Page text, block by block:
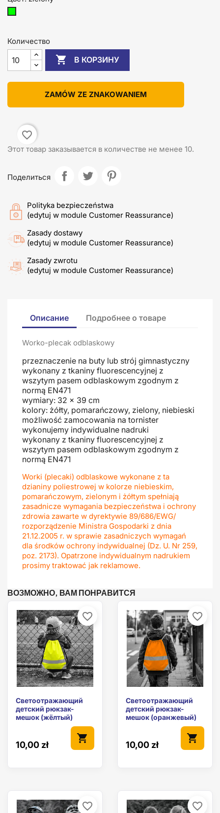
Количество
 В КОРЗИНУ
ZAMÓW ZE ZNAKOWANIEM
favorite_border
Этот товар заказывается в количестве не менее 10.
Поделиться
Polityka bezpieczeństwa
(edytuj w module Customer Reassurance)
Zasady dostawy
(edytuj w module Customer Reassurance)
Zasady zwrotu
(edytuj w module Customer Reassurance)
Описание Подробнее о товаре
Worko-plecak odblaskowy
przeznaczenie na buty lub strój gimnastyczny
wykonany z tkaniny fluorescencyjnej z
wszytym pasem odblaskowym zgodnym z
normą EN471
wymiary: 32 x 39 cm
kolory: żółty, pomarańczowy, zielony, niebieski
możliwość zamocowania na tornister
wykonujemy indywidualne nadruki
wykonany z tkaniny fluorescencyjnej z
wszytym pasem odblaskowym zgodnym z
normą EN471
Worki (plecaki) odblaskowe wykonane z ta
dzianiny poliestrowej w kolorze niebieskim,
pomarańczowym, zielonym i żółtym spełniają
zasadnicze wymagania bezpieczeństwa i ochrony
zdrowia zawarte w dyrektywie 89/686/EWG/
rozporządzenie Ministra Gospodarki z dnia
21.12.2005 r. w sprawie zasadniczych wymagań
dla środków ochrony indywidualnej (Dz. U. Nr 259,
poz. 2173). Opatrzone indywidualnym nadrukiem
prosimy traktować jak reklamowe.
ВОЗМОЖНО, ВАМ ПОНРАВИТСЯ
Светоотражающий
детский рюкзак-
мешок (жёлтый)
10,00 zł
shopping_cart
favorite_border
Светоотражающий
детский рюкзак-
мешок (оранжевый)
10,00 zł
shopping_cart
favorite_border
favorite_border favorite_border